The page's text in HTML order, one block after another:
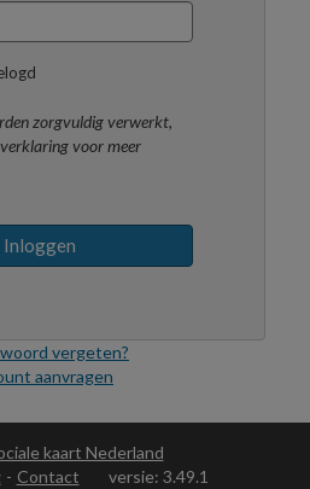
zorgvuldig verwerkt,
voor meer
Inloggen
vergeten?
aanvragen
kaart Nederland
- Contact versie: 3.49.1